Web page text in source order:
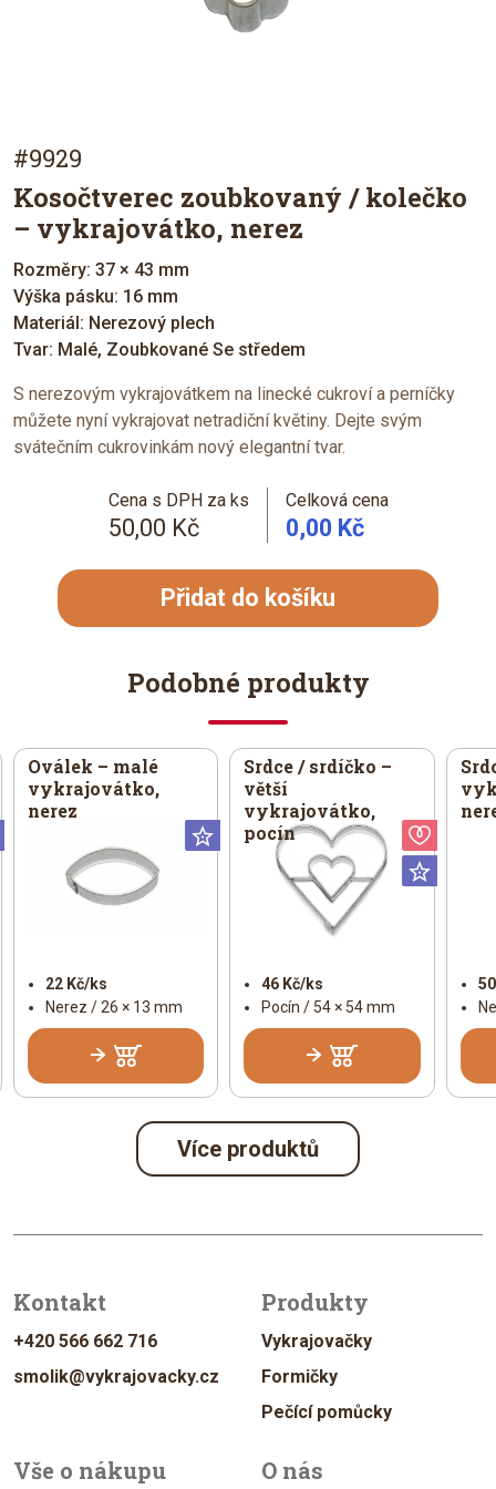
#9929
Kosočtverec zoubkovaný / kolečko
– vykrajovátko, nerez
Rozměry: 37 × 43 mm
Výška pásku: 16 mm
Materiál: Nerezový plech
Tvar: Malé, Zoubkované Se středem
S nerezovým vykrajovátkem na linecké cukroví a perníčky
můžete nyní vykrajovat netradiční květiny. Dejte svým
svátečním cukrovinkám nový elegantní tvar.
Cena s DPH za ks
50,00 Kč
Celková cena
0,00 Kč
Přidat do košíku
Podobné produkty
Universální
Oválek – malé
vykrajovátko,
nerez
22 Kč/ks
Nerez / 26 × 13 mm
Srdce / srdíčko –
větší
vykrajovátko,
pocín
46 Kč/ks
Pocín / 54 × 54 mm
Více produktů
Kontakt
+420 566 662 716
smolik@vykrajovacky.cz
Produkty
Vykrajovačky
Formičky
Pečící pomůcky
Vše o nákupu O nás